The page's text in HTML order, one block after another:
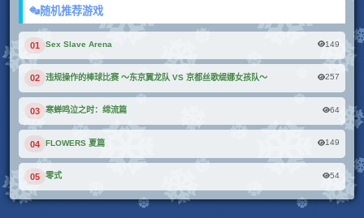
随机推荐游戏
01 Sex Slave Arena 149
02 违规操作的棒球比赛 ～东京翼龙队 VS 京都丝歌缇娜女孩队～ 257
03 寒蝉鸣泣之时：绵流篇 64
04 FLOWERS 夏篇 149
05 零式 54